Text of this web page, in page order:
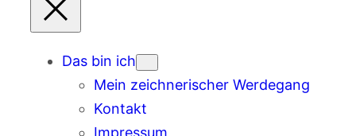
Das bin ich
Mein zeichnerischer Werdegang
Kontakt
Impressum